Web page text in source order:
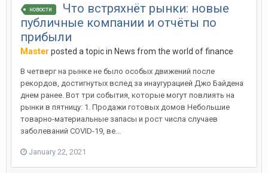
новости
Что встряхнёт рынки: новые
публичные компании и отчёты по
прибыли
Master posted a topic in News from the world of finance
В четверг на рынке не было особых движений после
рекордов, достигнутых вслед за инаугурацией Джо Байдена
днем ранее. Вот три события, которые могут повлиять на
рынки в пятницу: 1. Продажи готовых домов Небольшие
товарно-материальные запасы и рост числа случаев
заболеваний COVID-19, ве...
January 22, 2021